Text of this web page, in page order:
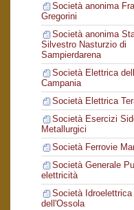
Società anonima
Gregorini
Società anonima
Silvestro Nasturzio di
Sampierdarena
Società Elettrica
Campania
Società Elettrica
Società Esercizi
Metallurgici
Società Ferrovie
Società Generale
elettricità
Società Idroelettrica
dell'Ossola